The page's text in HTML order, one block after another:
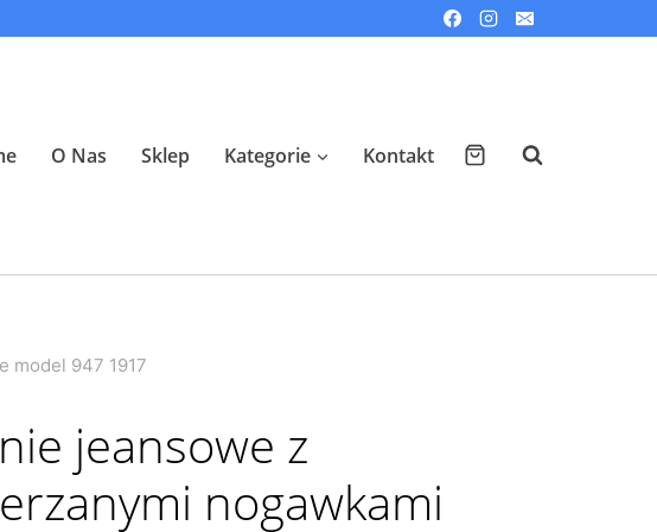
O Nas Sklep Kategorie Kontakt
model 947 1917
jeansowe z
nogawkami